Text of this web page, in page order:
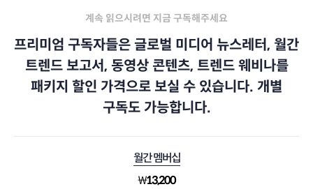
계속 읽으시려면 지금 구독해주세요
프리미엄 구독자들은 글로벌 미디어 뉴스레터, 월간
트렌드 보고서, 동영상 콘텐츠, 트렌드 웨비나를
패키지 할인 가격으로 보실 수 있습니다. 개별
구독도 가능합니다.
월간 멤버십
₩13,200